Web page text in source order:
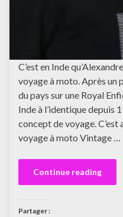
C’est en Inde
voyage à moto. Après un
du pays sur une Royal
Inde à l’identique depuis
concept de voyage. C’est
voyage à moto Vintage …
Continue reading
Partager :